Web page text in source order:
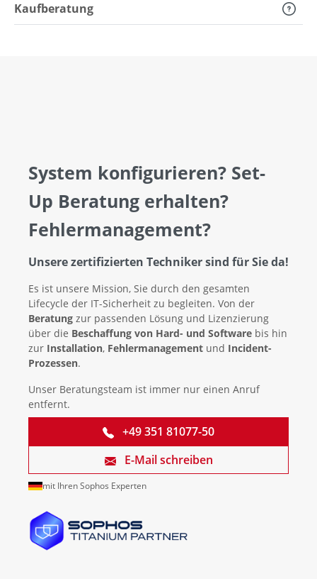
Kaufberatung
System konfigurieren? Set-
Up Beratung erhalten?
Fehlermanagement?
Unsere zertifizierten Techniker sind für Sie da!
Es ist unsere Mission, Sie durch den gesamten
Lifecycle der IT-Sicherheit zu begleiten. Von der
Beratung zur passenden Lösung und Lizenzierung
über die Beschaffung von Hard- und Software bis hin
zur Installation, Fehlermanagement und Incident-
Prozessen.
Unser Beratungsteam ist immer nur einen Anruf
entfernt.
+49 351 81077-50
E-Mail schreiben
mit Ihren Sophos Experten